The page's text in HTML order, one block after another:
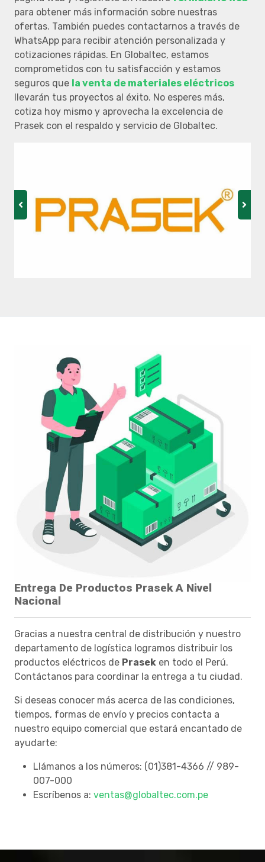
para obtener más información sobre nuestras
ofertas. También puedes contactarnos a través de
WhatsApp para recibir atención personalizada y
cotizaciones rápidas. En Globaltec, estamos
comprometidos con tu satisfacción y estamos
seguros que la venta de materiales eléctricos
llevarán tus proyectos al éxito. No esperes más,
cotiza hoy mismo y aprovecha la excelencia de
Prasek con el respaldo y servicio de Globaltec.
Entrega De Productos Prasek A Nivel
Nacional
Gracias a nuestra central de distribución y nuestro
departamento de logística logramos distribuir los
productos eléctricos de Prasek en todo el Perú.
Contáctanos para coordinar la entrega a tu ciudad.
Si deseas conocer más acerca de las condiciones,
tiempos, formas de envío y precios contacta a
nuestro equipo comercial que estará encantado de
ayudarte:
Llámanos a los números: (01)381-4366 // 989-
007-000
Escríbenos a: ventas@globaltec.com.pe